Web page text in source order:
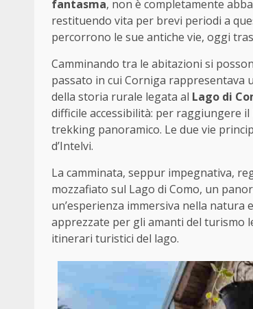
fantasma, non è completamente
restituendo vita per brevi periodi a
percorrono le sue antiche vie, oggi
Camminando tra le abitazioni si
passato in cui Corniga
della storia rurale legata al Lago di
difficile accessibilità: per raggiungere
trekking panoramico. Le due vie
d’Intelvi.
La camminata, seppur impegnativa,
mozzafiato sul Lago di Como, un
un’esperienza immersiva nella
apprezzate per gli amanti del turismo
itinerari turistici del lago.